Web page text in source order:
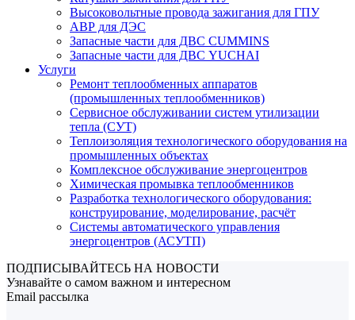
Высоковольтные провода зажигания для ГПУ
АВР для ДЭС
Запасные части для ДВС CUMMINS
Запасные части для ДВС YUCHAI
Услуги
Ремонт теплообменных аппаратов
(промышленных теплообменников)
Сервисное обслуживании систем утилизации
тепла (СУТ)
Теплоизоляция технологического оборудования на
промышленных объектах
Комплексное обслуживание энергоцентров
Химическая промывка теплообменников
Разработка технологического оборудования:
конструирование, моделирование, расчёт
Системы автоматического управления
энергоцентров (АСУТП)
ПОДПИСЫВАЙТЕСЬ НА НОВОСТИ
Узнавайте о самом важном и интересном
Email рассылка